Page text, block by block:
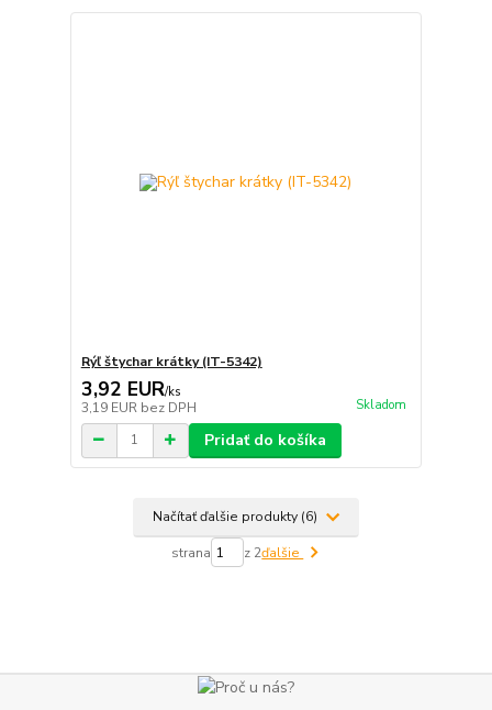
Rýľ štychar krátky (IT-5342)
3,92 EUR/ks
3,19 EUR bez DPH Skladom
Pridať do košíka
Načítať ďalšie produkty (6)
strana z 2ďalšie